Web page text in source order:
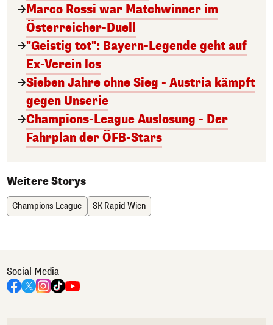
Marco Rossi war Matchwinner im
Österreicher-Duell
"Geistig tot": Bayern-Legende geht auf
Ex-Verein los
Sieben Jahre ohne Sieg - Austria kämpft
gegen Unserie
Champions-League Auslosung - Der
Fahrplan der ÖFB-Stars
Weitere Storys
Champions League SK Rapid Wien
Social Media